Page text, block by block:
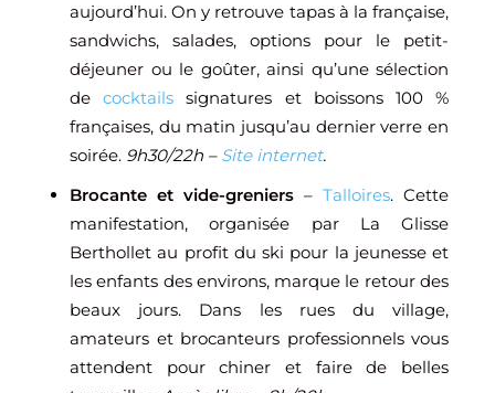
aujourd’hui. On y retrouve tapas à la française,
sandwichs, salades, options pour le petit-
déjeuner ou le goûter, ainsi qu’une sélection
decocktails signatures et boissons 100 %
françaises, du matin jusqu’au dernier verre en
soirée. 9h30/22h – Site internet.
Brocante et vide-greniers – Talloires. Cette
manifestation, organisée par La Glisse
Berthollet au profit du ski pour la jeunesse et
les enfants des environs, marque le retour des
beaux jours. Dans les rues du village,
amateurs et brocanteurs professionnels vous
attendent pour chiner et faire de belles